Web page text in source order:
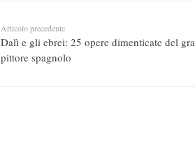
Articolo precedente
Dalì e gli ebrei: 25 opere dimenticate del
pittore spagnolo